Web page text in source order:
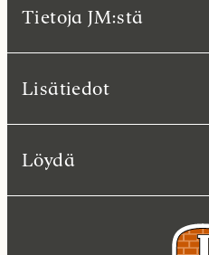
Tietoja JM:stä
Lisätiedot
Löydä